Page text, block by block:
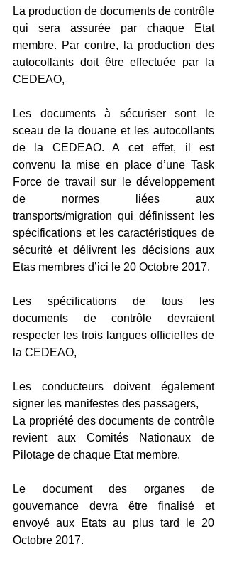
La production de documents de contrôle
qui sera assurée par chaque Etat
membre. Par contre, la production des
autocollants doit être effectuée par la
CEDEAO,
Les documents à sécuriser sont le
sceau de la douane et les autocollants
de la CEDEAO. A cet effet, il est
convenu la mise en place d’une Task
Force de travail sur le développement
de normes liées aux
transports/migration qui définissent les
spécifications et les caractéristiques de
sécurité et délivrent les décisions aux
Etas membres d’ici le 20 Octobre 2017,
Les spécifications de tous les
documents de contrôle devraient
respecter les trois langues officielles de
la CEDEAO,
Les conducteurs doivent également
signer les manifestes des passagers,
La propriété des documents de contrôle
revient aux Comités Nationaux de
Pilotage de chaque Etat membre.
Le document des organes de
gouvernance devra être finalisé et
envoyé aux Etats au plus tard le 20
Octobre 2017.